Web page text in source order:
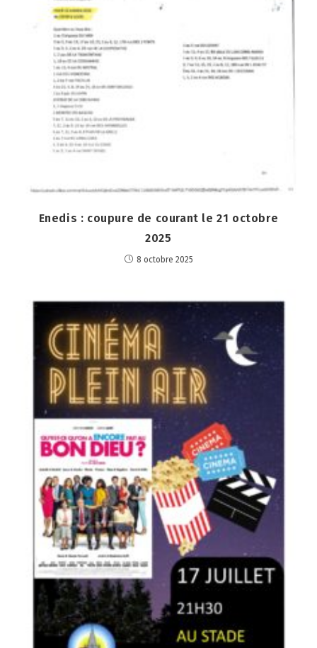
Enedis : coupure de courant le 21 octobre
2025
8 octobre 2025